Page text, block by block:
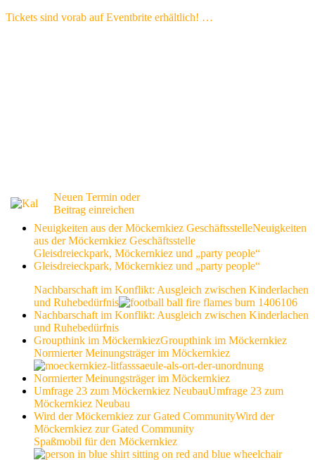
Tickets sind vorab auf Eventbrite erhältlich! …
Neuen Termin oder
Beitrag einreichen
Neuigkeiten aus der Möckernkiez GeschäftsstelleNeuigkeiten
aus der Möckernkiez Geschäftsstelle
Gleisdreieckpark, Möckernkiez und „party people“
Gleisdreieckpark, Möckernkiez und „party people“
Nachbarschaft im Konflikt: Ausgleich zwischen Kinderlachen
und Ruhebedürfnis
Nachbarschaft im Konflikt: Ausgleich zwischen Kinderlachen
und Ruhebedürfnis
Groupthink im MöckernkiezGroupthink im Möckernkiez
Normierter Meinungsträger im Möckernkiez
Normierter Meinungsträger im Möckernkiez
Umfrage 23 zum Möckernkiez NeubauUmfrage 23 zum
Möckernkiez Neubau
Wird der Möckernkiez zur Gated CommunityWird der
Möckernkiez zur Gated Community
Spaßmobil für den Möckernkiez